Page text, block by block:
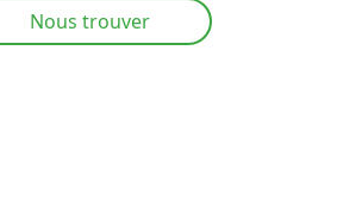
Nous trouver